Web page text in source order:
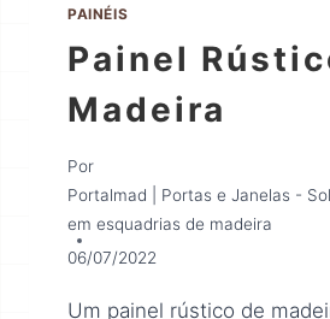
PAINÉIS
Painel
Madeira
Por
Portalmad | Portas e Janelas -
em esquadrias de madeira
06/07/2022
Um painel rústico de